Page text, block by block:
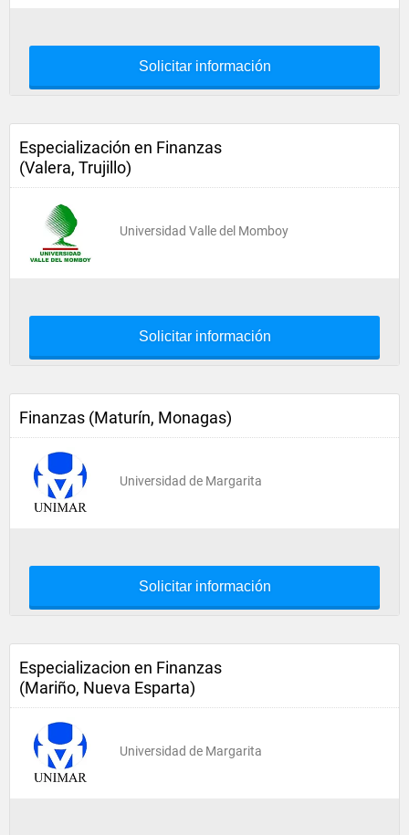
Solicitar información
Especialización en Finanzas
(Valera, Trujillo)
Universidad Valle del Momboy
Solicitar información
Finanzas (Maturín, Monagas)
Universidad de Margarita
Solicitar información
Especializacion en Finanzas
(Mariño, Nueva Esparta)
Universidad de Margarita